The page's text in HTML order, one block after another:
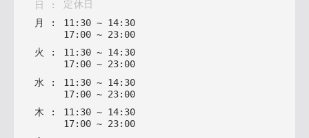
日 :
定休日
月
: 11: 30 ~ 14: 30
17: 00 ~ 23: 00
火
: 11: 30 ~ 14: 30
17: 00 ~ 23: 00
水 : 11 : 30 ~ 14: 30
17: 00 ~ 23: 00
木 : 11 : 30 ~ 14: 30
17: 00 ~ 23: 00